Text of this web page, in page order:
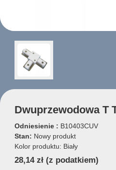
Dwuprzewodowa T
Odniesienie : B10403CUV
Stan: Nowy produkt
Kolor produktu: Biały
28,14 zł (z podatkiem)